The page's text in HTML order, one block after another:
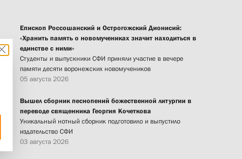
Епископ Россошанский и Острогожский Дионисий:
«Хранить память о новомучениках значит находиться в
единстве с ними»
Студенты и выпускники СФИ приняли участие в вечере
памяти десяти воронежских новомучеников
05 августа 2026
Вышел сборник песнопений божественной литургии в
переводе священника Георгия Кочеткова
Уникальный нотный сборник подготовило и выпустило
издательство СФИ
03 августа 2026